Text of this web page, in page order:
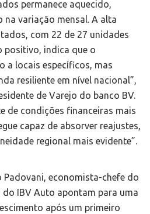
permanece aquecido,
na variação mensal. A alta
com 22 de 27 unidades
positivo, indica que o
a locais específicos, mas
resiliente em nível nacional”,
de Varejo do banco BV.
de condições financeiras mais
capaz de absorver reajustes,
regional mais evidente”.
Padovani, economista-chefe do
do IBV Auto apontam para uma
após um primeiro